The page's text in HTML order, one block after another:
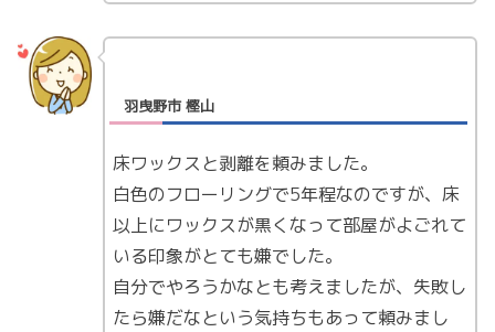
羽曳野市 樫山
床ワックスと剥離を頼みました。
白色のフローリングで5年程なのですが、床
以上にワックスが黒くなって部屋がよごれて
いる印象がとても嫌でした。
自分でやろうかなとも考えましたが、失敗し
たら嫌だなという気持ちもあって頼みまし